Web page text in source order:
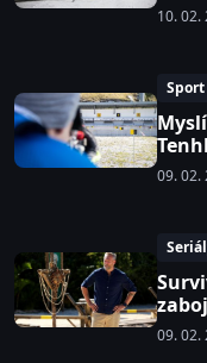
10. 02.
Sport
09. 02.
09. 02.